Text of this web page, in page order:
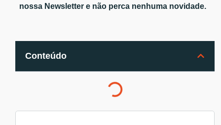
nossa Newsletter e não perca nenhuma novidade.
Conteúdo